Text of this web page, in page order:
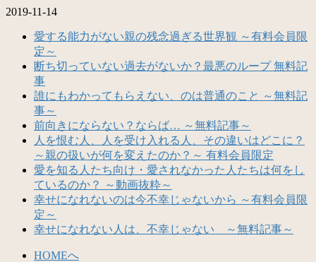
2019-11-14
愛する能力がない親の残念過ぎる世界観 ～有料会員限
定～
断ち切っていない過去がないか？最悪のループ 無料記
事
誰にもわかってもらえない、のは普通のこと ～無料記
事～
前向きにならない？ならば… ～無料記事～
人を恨む人、人を受け入れる人、その違いはどこに？
～親の扱いが何を変えたのか？～ 有料会員限定
愛を知る人たち向け・愛されなかった人たちは何をし
ているのか？ ～動画抜粋～
幸せになれないのは今不幸じゃないから ～有料会員限
定～
幸せになれない人は、不幸じゃない ～無料記事～
HOMEへ